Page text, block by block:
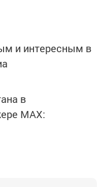
и интересным в
в
MАХ: